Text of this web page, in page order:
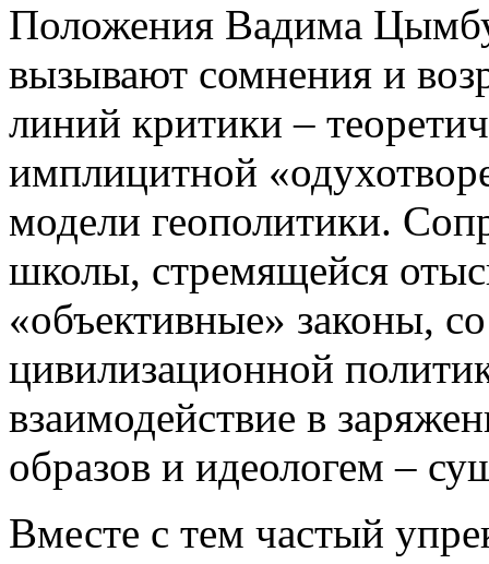
Положения Вадима
вызывают сомнения и
линий критики –
имплицитной
модели геополитики.
школы, стремящейся
«объективные» законы,
цивилизационной
взаимодействие в
образов и идеологем –
Вместе с тем частый